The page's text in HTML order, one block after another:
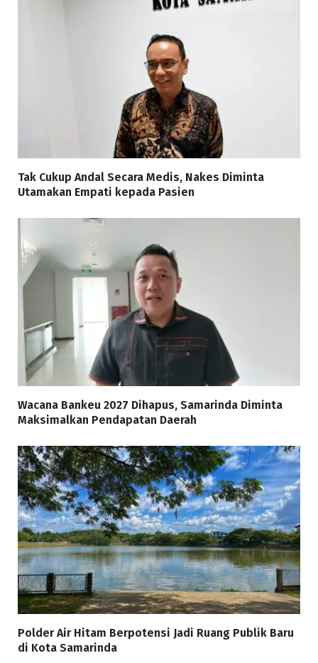
Tak Cukup Andal Secara Medis, Nakes Diminta
Utamakan Empati kepada Pasien
Wacana Bankeu 2027 Dihapus, Samarinda Diminta
Maksimalkan Pendapatan Daerah
Polder Air Hitam Berpotensi Jadi Ruang Publik Baru
di Kota Samarinda